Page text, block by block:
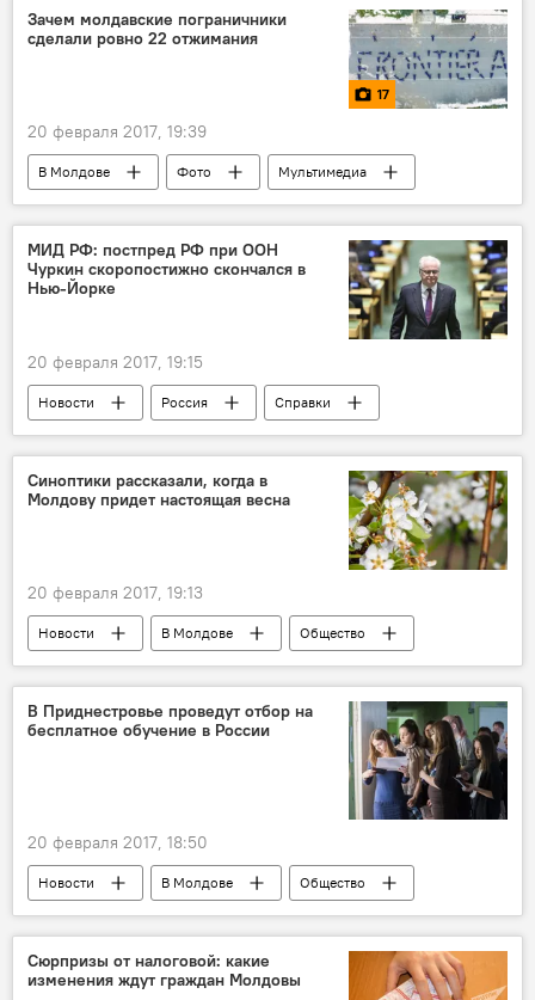
Зачем молдавские пограничники
сделали ровно 22 отжимания
17
20 февраля 2017, 19:39
В Молдове Фото
Мультимедиа
Республика Молдова
Погранполиция Молдовы
22 pushup challenge
эстафета
МИД РФ: постпред РФ при ООН
Чуркин скоропостижно скончался в
Нью-Йорке
20 февраля 2017, 19:15
Новости Россия
Справки
Россия
США
Нью-Йорк
Чуркин
ООН скончался
Синоптики рассказали, когда в
Молдову придет настоящая весна
20 февраля 2017, 19:13
Новости В Молдове
Общество
Республика Молдова
синоптики
прогоноз
В Приднестровье проведут отбор на
бесплатное обучение в России
20 февраля 2017, 18:50
Новости В Молдове
Общество
Россия
Приднестровье
Россия
Александр Мартынов
конкурс
комиссия
обучение
Сюрпризы от налоговой: какие
изменения ждут граждан Молдовы